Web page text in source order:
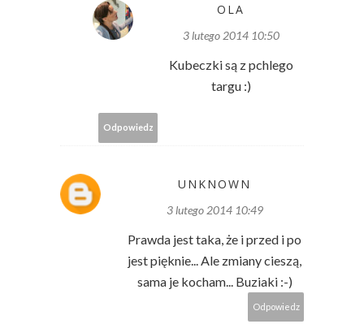
OLA
3 lutego 2014 10:50
Kubeczki są z pchlego
targu :)
Odpowiedz
UNKNOWN
3 lutego 2014 10:49
Prawda jest taka, że i przed i po
jest pięknie... Ale zmiany cieszą,
sama je kocham... Buziaki :-)
Odpowiedz